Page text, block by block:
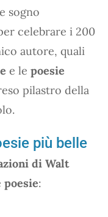
sogno
celebrare i 200
autore, quali
e le poesie
pilastro della
più belle
di Walt
poesie: